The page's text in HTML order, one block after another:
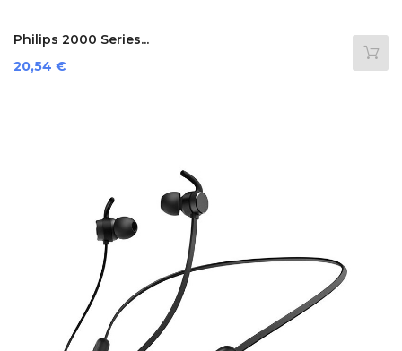
Philips 2000 Series...
Prezzo
20,54 €